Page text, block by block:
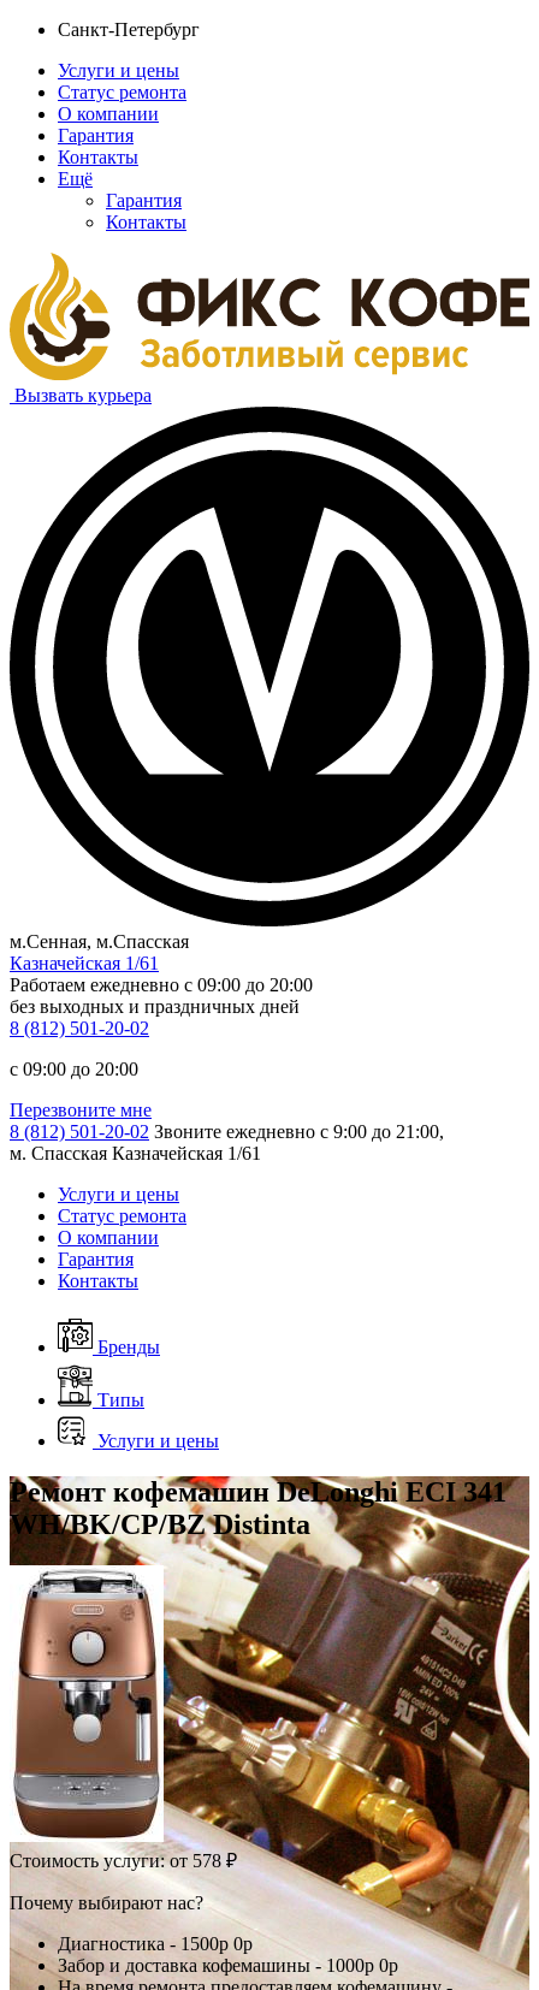
Санкт-Петербург
Услуги и цены
Статус ремонта
О компании
Гарантия
Контакты
Ещё
Гарантия
Контакты
Вызвать курьера
м.Сенная, м.Спасская
Казначейская 1/61
Работаем ежедневно c 09:00 до 20:00
без выходных и праздничных дней
8 (812) 501-20-02
c 09:00 до 20:00
Перезвоните мне
8 (812) 501-20-02 Звоните ежедневно с 9:00 до 21:00,
м. Спасская Казначейская 1/61
Услуги и цены
Статус ремонта
О компании
Гарантия
Контакты
Бренды
Типы
Услуги и цены
Ремонт кофемашин DeLonghi ECI 341
WH/BK/CP/BZ Distinta
Стоимость услуги:от 578 ₽
Почему выбирают нас?
Диагностика - 1500р 0р
Забор и доставка кофемашины - 1000р 0р